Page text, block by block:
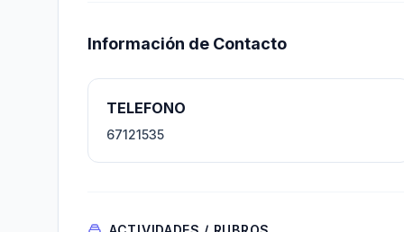
Información de Contacto
TELEFONO
67121535